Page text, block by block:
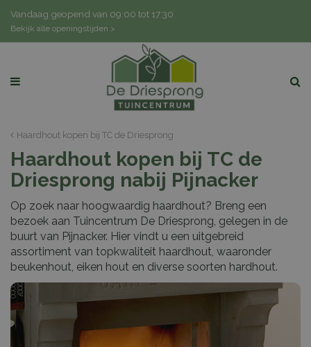
Haardhout kopen bij TC de Driesprong
Vandaag geopend van 09:00 tot 17:30
Bekijk alle openingstijden >
Haardhout kopen bij TC de
Driesprong nabij Pijnacker
Op zoek naar hoogwaardig haardhout? Breng een
bezoek aan Tuincentrum De Driesprong, gelegen in de
buurt van Pijnacker. Hier vindt u een uitgebreid
assortiment van topkwaliteit haardhout, waaronder
beukenhout, eiken hout en diverse soorten hardhout.